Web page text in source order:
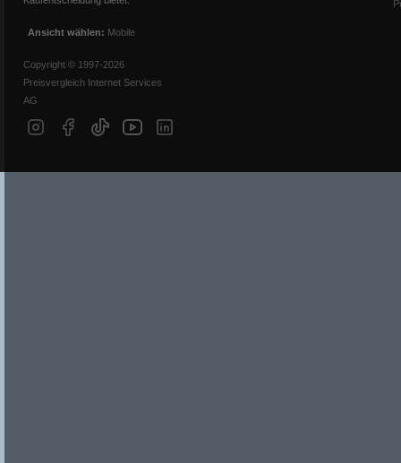
Ansicht wählen: Mobile
Copyright © 1997-2026
Preisvergleich Internet Services
AG